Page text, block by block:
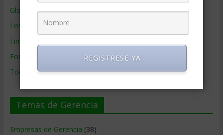
Glosario Inglés – Español
Los mejores MBA
Firmas de Gerencia
Formación de Gerencia
Todos los Temas
Temas de Gerencia
Empresas de Gerencia (38)
REGISTRESE YA